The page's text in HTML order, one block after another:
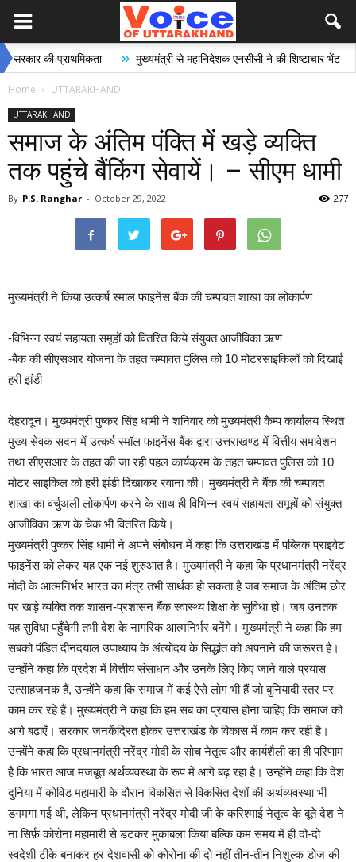
प्राथमिकता » मुख्यमंत्री से महानिदेशक एनसीसी ने की शिष्टाचार भेंट »
Home UTTARAKHAND
UTTARAKHAND
समाज के अंतिम पंक्ति में खड़े व्यक्ति
तक पहुंचे बैंकिंग सेवायें। – सीएम धामी
By P.S. Ranghar - October 29, 2022 277
मुख्यमंत्री ने किया उत्कर्ष स्माल फाइनेंस बैंक की चम्पावत शाखा का लोकार्पण
-विभिन्न स्वयं सहायता समूहों को वितरित किये संयुक्त आजीविका ऋण
-बैंक की सीएसआर योजना के तहत चम्पावत पुलिस को 10 मोटरसाइकिलों को दिखाई
हरी झंडी
देहरादून। मुख्यमंत्री पुष्कर सिंह धामी ने शनिवार को मुख्यमंत्री कैम्प कार्यालय स्थित
मुख्य सेवक सदन में उत्कर्ष स्मॉल फाइनेंस बैंक द्वारा उत्तराखण्ड में वित्तीय समावेशन
तथा सीएसआर के तहत की जा रही पहल कार्यक्रम के तहत चम्पावत पुलिस को 10
मोटर साइकिल को हरी झंडी दिखाकर रवाना की। मुख्यमंत्री ने बैंक की चम्पावत
शाखा का वर्चुअली लोकार्पण करने के साथ ही विभिन्न स्वयं सहायता समूहों को संयुक्त
आजीविका ऋण के चेक भी वितरित किये।
मुख्यमंत्री पुष्कर सिंह धामी ने अपने संबोधन में कहा कि उत्तराखंड में पब्लिक प्राइवेट
फाइनेंस को लेकर यह एक नई शुरुआत है। मुख्यमंत्री ने कहा कि प्रधानमंत्री नरेंद्र
मोदी के आत्मनिर्भर भारत का मंत्र तभी सार्थक हो सकता है जब समाज के अंतिम छोर
पर खड़े व्यक्ति तक शासन-प्रशासन बैंक स्वास्थ्य शिक्षा के सुविधा हो। जब उनतक
यह सुविधा पहुँचेगी तभी देश के नागरिक आत्मनिर्भर बनेंगे। मुख्यमंत्री ने कहा कि हम
सबको पंडित दीनदयाल उपाध्याय के अंत्योदय के सिद्धांत को अपनाने की जरूरत है।
उन्होंने कहा कि प्रदेश में वित्तीय संसाधन और उनके लिए किए जाने वाले प्रयास
उत्साहजनक हैं, उन्होंने कहा कि समाज में कई ऐसे लोग भी हैं जो बुनियादी स्तर पर
काम कर रहे हैं। मुख्यमंत्री ने कहा कि हम सब का प्रयास होना चाहिए कि समाज को
आगे बढ़ाएँ। सरकार जनकेंद्रित होकर उत्तराखंड के विकास में काम कर रही है।
उन्होंने कहा कि प्रधानमंत्री नरेंद्र मोदी के सोच नेतृत्व और कार्यशैली का ही परिणाम
है कि भारत आज मजबूत अर्थव्यवस्था के रूप में आगे बढ़ रहा है। उन्होंने कहा कि देश
दुनिया में कोविड महामारी के दौरान विकसित से विकसित देशों की अर्थव्यवस्था भी
डगमगा गई थी, लेकिन प्रधानमंत्री नरेंद्र मोदी जी के करिश्माई नेतृत्व के बूते देश ने
ना सिर्फ़ कोरोना महामारी से डटकर मुकाबला किया बल्कि कम समय में ही दो-दो
स्वदेशी टीके बनाकर हर देशवासी को कोरोना की दो नहीं तीन-तीन निशुल्क डोज की